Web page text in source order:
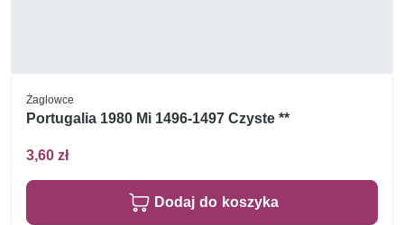
Żaglowce
Portugalia 1980 Mi 1496-1497 Czyste **
3,60 zł
Dodaj do koszyka